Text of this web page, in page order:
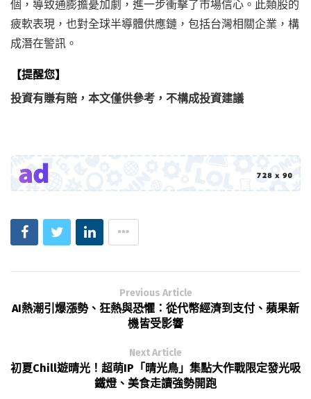
個，導致通膨擔憂加劇，進一步衝擊了市場信心。此類股的
疲軟表現，也對全球半導體供應鏈，包括台灣相關企業，構
成潛在警訊。
【提醒您】
投資有賺有賠，本文僅供參考，不構成投資建議
Previous Article
AI熱潮引爆漲勢、狂熱與恐懼：從代幣經濟到支付、蘋果新
機皆受影響
Next Article
初夏Chill遊晴光！超萌IP「晴光鳥」集點大作戰限定發光吸
鐵燈、美食走讀強勢開跑